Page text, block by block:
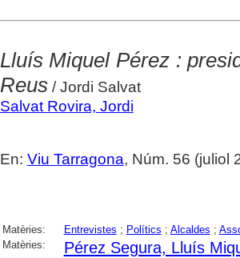
Lluís Miquel Pérez :
Reus/ Jordi Salvat
Salvat Rovira, Jordi
En: Viu Tarragona, Núm. 56 (juliol
Matèries: Entrevistes ; Polítics ; Alcaldes ;
Matèries:
Pérez Segura, Lluís